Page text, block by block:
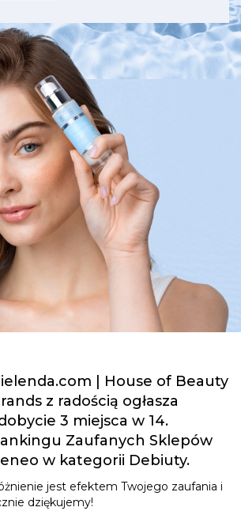
| House of Beauty
z radością ogłasza
3 miejsca w 14.
Zaufanych Sklepów
w kategorii Debiuty.
jest efektem Twojego zaufania i
dziękujemy!